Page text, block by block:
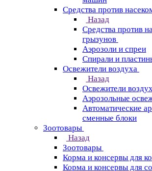
Средства против
Назад
Средства против
грызунов
Аэрозоли и спреи
Спирали и
Освежители воздуха
Назад
Освежители
Аэрозольные
Автоматические
сменные блоки
Зоотовары
Назад
Зоотовары
Корма и консервы для
Корма и консервы для